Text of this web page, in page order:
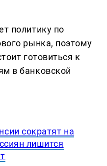
политику по
рынка, поэтому
готовиться к
в банковской
сократят на
лишится